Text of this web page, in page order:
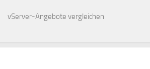
vServer-Angebote vergleichen